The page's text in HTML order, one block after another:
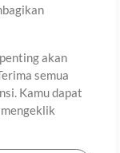
akan
semua
Kamu dapat